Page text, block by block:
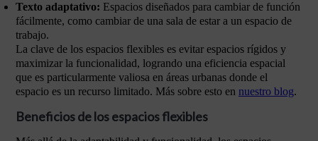
Texto adaptativo: Espacios diseñados para cambiar de función
fácilmente, como cambiar de una sala de estar a un espacio de
trabajo.
La clave de los espacios flexibles es evitar espacios rígidos y
maximizar la funcionalidad, logrando una eficiencia espacial
que es particularmente valiosa en áreas urbanas donde el
espacio es un recurso limitado. Más sobre esto en nuestro blog.
Beneficios de los espacios flexibles